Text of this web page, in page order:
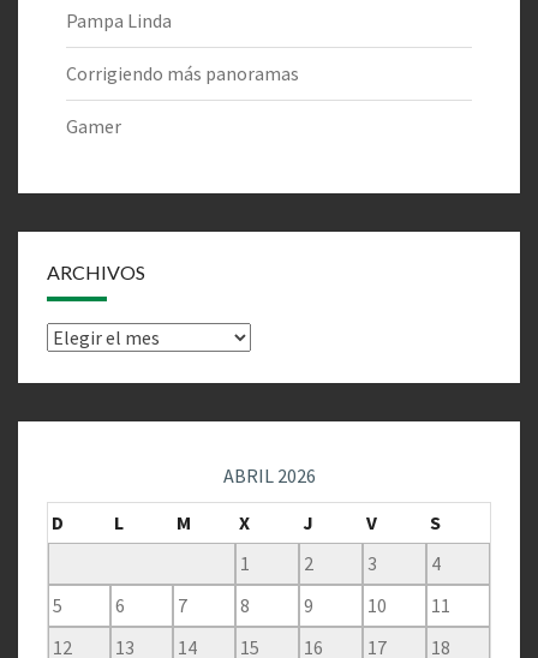
Pampa Linda
Corrigiendo más panoramas
Gamer
ARCHIVOS
Archivos
ABRIL 2026
D
L M X J V
S
1
2 3
4
5
6 7 8 9 10
11
12
13 14 15 16 17
18